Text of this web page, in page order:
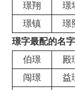
璟翔
璟
璟镇
璟
璟字最配的名
伯璟
殿
闯璟
益